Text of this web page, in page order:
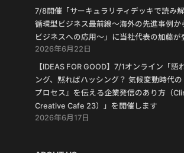
7/8開催「サーキュラリティデッキで読み
循環型ビジネス最前線〜海外の先進事例か
ビジネスへの応用〜」に当社代表の加藤が
2026年6月22日
【IDEAS FOR GOOD】7/1オンライン「語
ング、黙ればハッシング？ 気候変動時代
プロセス』を伝える企業発信のあり方（
Creative Cafe 23）」を開催します
2026年6月17日